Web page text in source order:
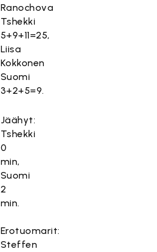
Ranochova
Tshekki
5+9+11=25,
Liisa
Kokkonen
Suomi
3+2+5=9.
Jäähyt:
Tshekki
0
min,
Suomi
2
min.
Erotuomarit:
Steffen